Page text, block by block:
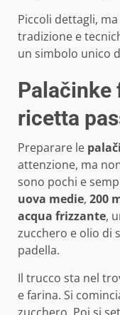
Piccoli dettagli,
tradizione e
un simbolo unico
Palačinke
ricetta
Preparare le
attenzione, ma
sono pochi e
uova medie, 200
acqua frizzante,
zucchero e olio di
padella.
Il trucco sta nel
e farina. Si